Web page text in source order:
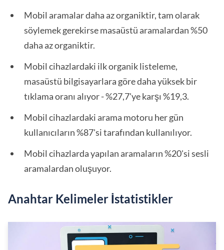
Mobil aramalar daha az organiktir, tam olarak
söylemek gerekirse masaüstü aramalardan %50
daha az organiktir.
Mobil cihazlardaki ilk organik listeleme,
masaüstü bilgisayarlara göre daha yüksek bir
tıklama oranı alıyor - %27,7'ye karşı %19,3.
Mobil cihazlardaki arama motoru her gün
kullanıcıların %87'si tarafından kullanılıyor.
Mobil cihazlarda yapılan aramaların %20'si sesli
aramalardan oluşuyor.
Anahtar Kelimeler İstatistikler